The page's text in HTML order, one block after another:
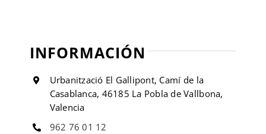
INFORMACIÓN
Urbanització El Gallipont, Camí de la
Casablanca, 46185 La Pobla de Vallbona,
Valencia
962 76 01 12